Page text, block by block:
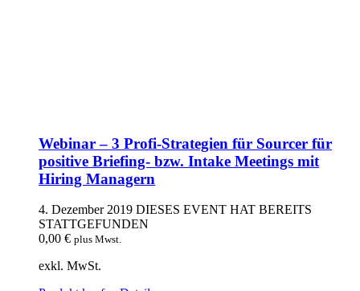
Webinar – 3 Profi-Strategien für Sourcer für
positive Briefing- bzw. Intake Meetings mit
Hiring Managern
4. Dezember 2019 DIESES EVENT HAT BEREITS
STATTGEFUNDEN
0,00 € plus Mwst.
exkl. MwSt.